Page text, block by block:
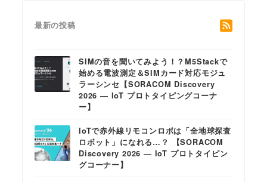
最新の投稿
SIMの音を聞いてみよう！？M5Stackで
始める電波測定＆SIMカード対応モジュ
ラーシンセ【SORACOM Discovery
2026 ― IoT プロトタイピングコーナ
ー】
IoTで赤外線リモコンロボは「全地球探査
ロボット」になれる…？ 【SORACOM
Discovery 2026 ― IoT プロトタイピン
グコーナー】